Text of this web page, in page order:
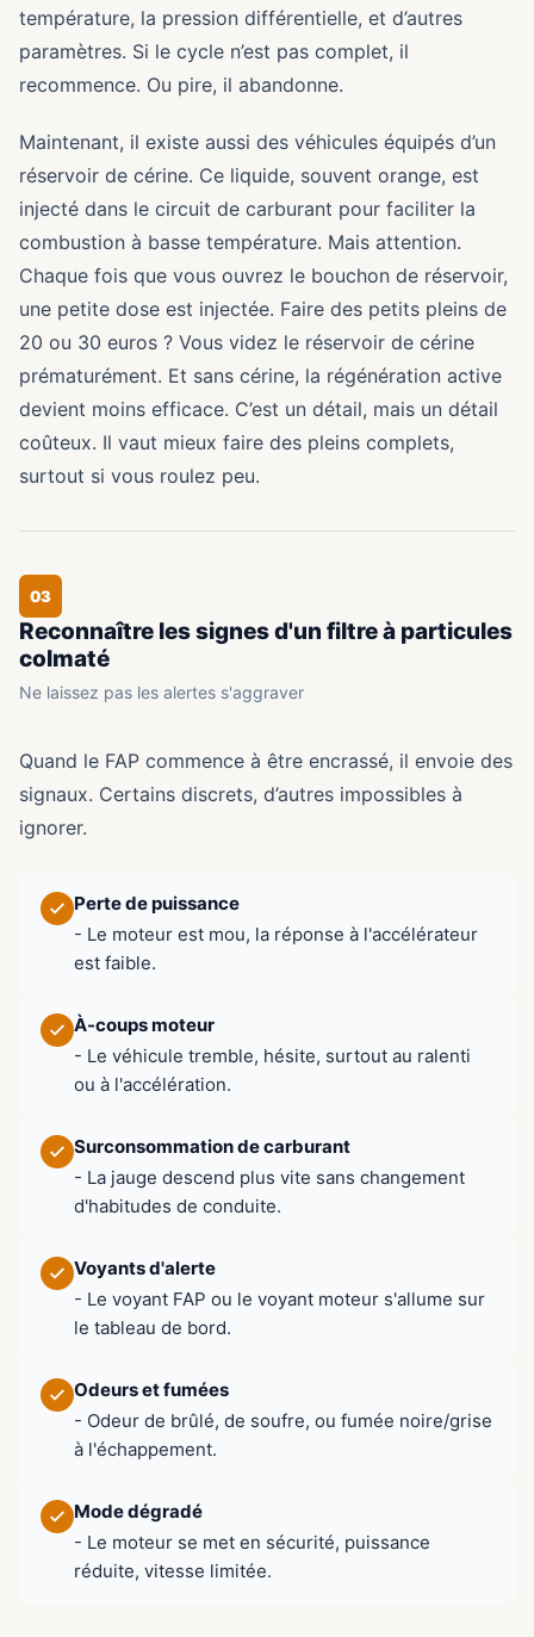
température, la pression différentielle, et d’autres
paramètres. Si le cycle n’est pas complet, il
recommence. Ou pire, il abandonne.
Maintenant, il existe aussi des véhicules équipés d’un
réservoir de cérine. Ce liquide, souvent orange, est
injecté dans le circuit de carburant pour faciliter la
combustion à basse température. Mais attention.
Chaque fois que vous ouvrez le bouchon de réservoir,
une petite dose est injectée. Faire des petits pleins de
20 ou 30 euros ? Vous videz le réservoir de cérine
prématurément. Et sans cérine, la régénération active
devient moins efficace. C’est un détail, mais un détail
coûteux. Il vaut mieux faire des pleins complets,
surtout si vous roulez peu.
03
Reconnaître les signes d'un filtre à particules
colmaté
Ne laissez pas les alertes s'aggraver
Quand le FAP commence à être encrassé, il envoie des
signaux. Certains discrets, d’autres impossibles à
ignorer.
Perte de puissance
- Le moteur est mou, la réponse à l'accélérateur
est faible.
À-coups moteur
- Le véhicule tremble, hésite, surtout au ralenti
ou à l'accélération.
Surconsommation de carburant
- La jauge descend plus vite sans changement
d'habitudes de conduite.
Voyants d'alerte
- Le voyant FAP ou le voyant moteur s'allume sur
le tableau de bord.
Odeurs et fumées
- Odeur de brûlé, de soufre, ou fumée noire/grise
à l'échappement.
Mode dégradé
- Le moteur se met en sécurité, puissance
réduite, vitesse limitée.